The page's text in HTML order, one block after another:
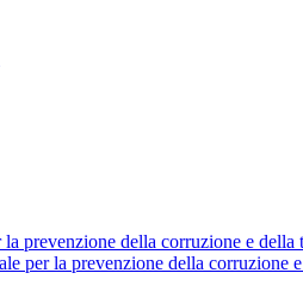
prevenzione della corruzione e della
per la prevenzione della corruzione